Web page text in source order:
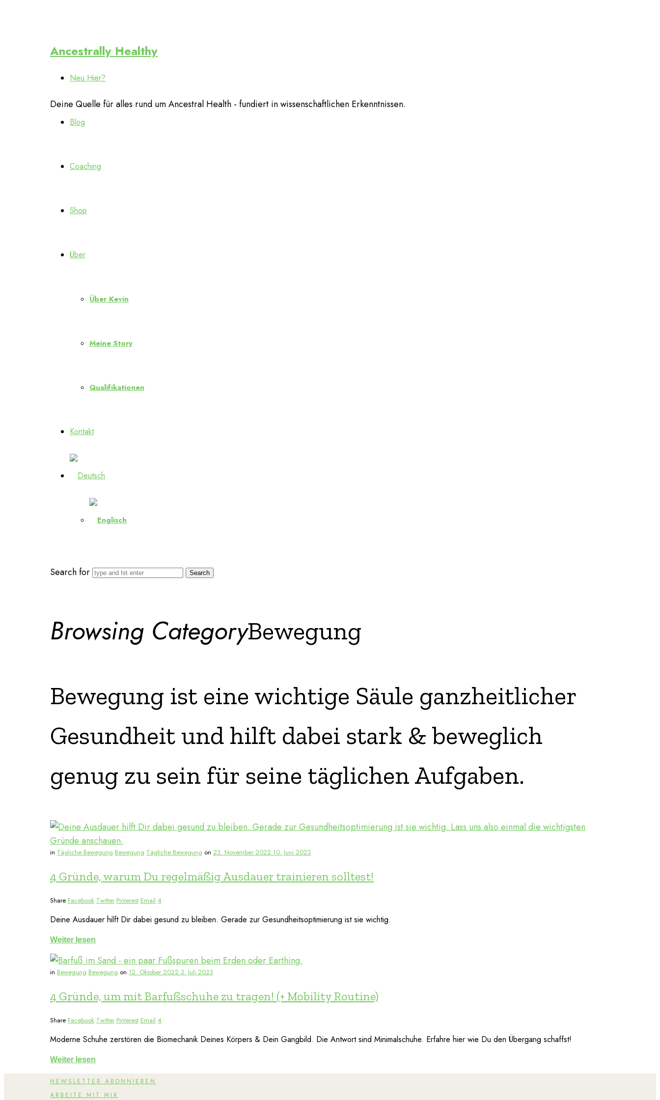
Ancestrally
Ancestrally Healthy
Deine Quelle für alles rund um Ancestral Health - fundiert in wissenschaftlichen Erkenntnissen.
Neu Hier?
Blog
Coaching
Shop
Über
Über Kevin
Meine Story
Qualifikationen
Kontakt
Search for
Browsing CategoryBewegung
Bewegung ist eine wichtige Säule ganzheitlicher
Gesundheit und hilft dabei stark & beweglich
genug zu sein für seine täglichen Aufgaben.
in Tägliche Bewegung Bewegung Tägliche Bewegung on 23. November 2022 10. Juni 2023
4 Gründe, warum Du regelmäßig Ausdauer trainieren solltest!
Share Facebook Twitter Pinterest Email 4
Deine Ausdauer hilft Dir dabei gesund zu bleiben. Gerade zur Gesundheitsoptimierung ist sie wichtig.
Weiter lesen
in Bewegung Bewegung on 12. Oktober 2022 3. Juli 2023
4 Gründe, um mit Barfußschuhe zu tragen! (+ Mobility Routine)
Share Facebook Twitter Pinterest Email 4
Moderne Schuhe zerstören die Biomechanik Deines Körpers & Dein Gangbild. Die Antwort sind Minimalschuhe. Erfahre hier wie Du den Übergang schaffst!
Weiter lesen
NEWSLETTER ABONNIEREN
ARBEITE MIT MIR